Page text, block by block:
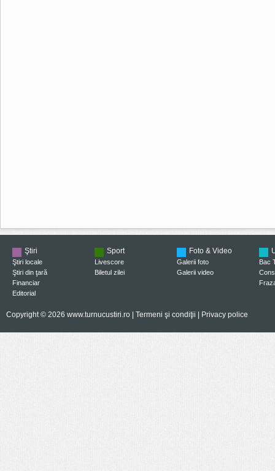
Ştiri
Ştiri locale
Ştiri din ţară
Financiar
Editorial
Sport
Livescore
Biletul zilei
Foto & Video
Galerii foto
Galerii video
Bac
Copyright © 2026 www.turnucustiri.ro | Termeni şi condiţii Privacy police